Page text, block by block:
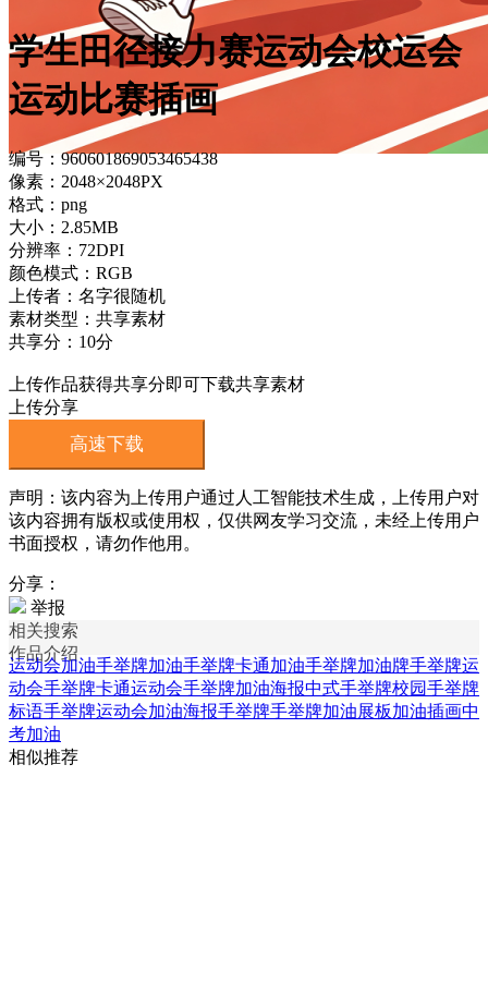
学生田径接力赛运动会校运会
运动比赛插画
编号：960601869053465438
像素：2048×2048PX
格式：png
大小：2.85MB
分辨率：72DPI
颜色模式：RGB
上传者：名字很随机
素材类型：共享素材
共享分：10分
上传作品获得共享分即可下载共享素材
上传分享
高速下载
声明：该内容为上传用户通过人工智能技术生成，上传用户对
该内容拥有版权或使用权，仅供网友学习交流，未经上传用户
书面授权，请勿作他用。
分享：
举报
相关搜索
作品介绍
运动会加油手举牌加油手举牌卡通加油手举牌加油牌手举牌运
动会手举牌卡通运动会手举牌加油海报中式手举牌校园手举牌
标语手举牌运动会加油海报手举牌手举牌加油展板加油插画中
考加油
相似推荐